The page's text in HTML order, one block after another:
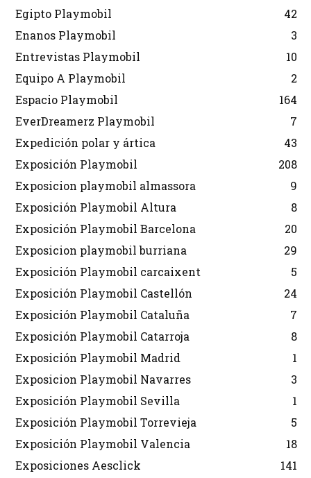
Egipto Playmobil
42
Enanos Playmobil
3
Entrevistas Playmobil
10
Equipo A Playmobil
2
Espacio Playmobil
164
EverDreamerz Playmobil
7
Expedición polar y ártica
43
Exposición Playmobil
208
Exposicion playmobil almassora
9
Exposición Playmobil Altura
8
Exposición Playmobil Barcelona
20
Exposicion playmobil burriana
29
Exposición Playmobil carcaixent
5
Exposición Playmobil Castellón
24
Exposición Playmobil Cataluña
7
Exposición Playmobil Catarroja
8
Exposición Playmobil Madrid
1
Exposicion Playmobil Navarres
3
Exposición Playmobil Sevilla
1
Exposición Playmobil Torrevieja
5
Exposición Playmobil Valencia
18
Exposiciones Aesclick
141